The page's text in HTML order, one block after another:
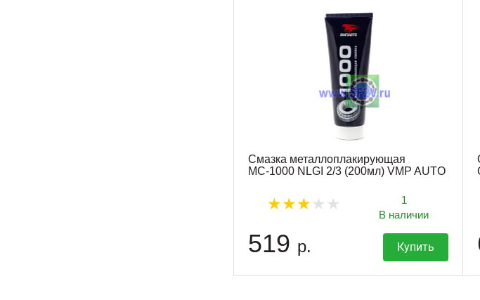
Смазка металлоплакирующая
МС-1000 NLGI 2/3 (200мл) VMP AUTO
1
В наличии
519 р. Купить